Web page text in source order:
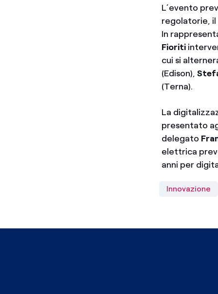
L’evento
regolatorie, il
In
Fioriti
cui si
(Edison),
(Terna).
La
presentato
delegato
elettrica
anni per
Innovazione